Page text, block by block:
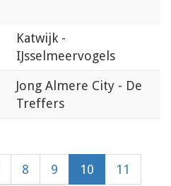
Katwijk -
IJsselmeervogels
Jong Almere City - De
Treffers
8 9 10 11